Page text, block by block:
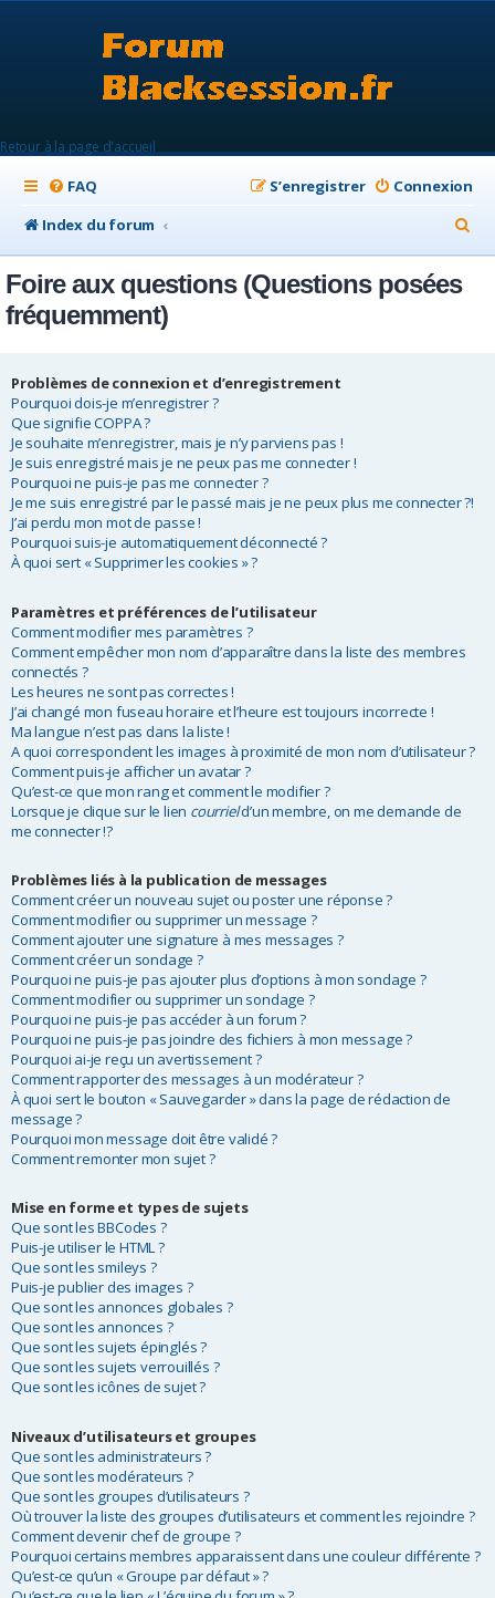
Retour à la page d'accueil
FAQ Connexion
S’enregistrer
Index du forum
e
r
Foire aux questions (Questions posées
fréquemment)
Problèmes de connexion et d’enregistrement
Pourquoi dois-je m’enregistrer ?
Que signifie COPPA ?
Je souhaite m’enregistrer, mais je n’y parviens pas !
Je suis enregistré mais je ne peux pas me connecter !
Pourquoi ne puis-je pas me connecter ?
Je me suis enregistré par le passé mais je ne peux plus me connecter ?!
J’ai perdu mon mot de passe !
Pourquoi suis-je automatiquement déconnecté ?
À quoi sert « Supprimer les cookies » ?
Paramètres et préférences de l’utilisateur
Comment modifier mes paramètres ?
Comment empêcher mon nom d’apparaître dans la liste des membres
connectés ?
Les heures ne sont pas correctes !
J’ai changé mon fuseau horaire et l’heure est toujours incorrecte !
Ma langue n’est pas dans la liste !
A quoi correspondent les images à proximité de mon nom d’utilisateur ?
Comment puis-je afficher un avatar ?
Qu’est-ce que mon rang et comment le modifier ?
Lorsque je clique sur le lien courrield’un membre, on me demande de
me connecter !?
Problèmes liés à la publication de messages
Comment créer un nouveau sujet ou poster une réponse ?
Comment modifier ou supprimer un message ?
Comment ajouter une signature à mes messages ?
Comment créer un sondage ?
Pourquoi ne puis-je pas ajouter plus d’options à mon sondage ?
Comment modifier ou supprimer un sondage ?
Pourquoi ne puis-je pas accéder à un forum ?
Pourquoi ne puis-je pas joindre des fichiers à mon message ?
Pourquoi ai-je reçu un avertissement ?
Comment rapporter des messages à un modérateur ?
À quoi sert le bouton « Sauvegarder » dans la page de rédaction de
message ?
Pourquoi mon message doit être validé ?
Comment remonter mon sujet ?
Mise en forme et types de sujets
Que sont les BBCodes ?
Puis-je utiliser le HTML ?
Que sont les smileys ?
Puis-je publier des images ?
Que sont les annonces globales ?
Que sont les annonces ?
Que sont les sujets épinglés ?
Que sont les sujets verrouillés ?
Que sont les icônes de sujet ?
Niveaux d’utilisateurs et groupes
Que sont les administrateurs ?
Que sont les modérateurs ?
Que sont les groupes d’utilisateurs ?
Où trouver la liste des groupes d’utilisateurs et comment les rejoindre ?
Comment devenir chef de groupe ?
Pourquoi certains membres apparaissent dans une couleur différente ?
Qu’est-ce qu’un « Groupe par défaut » ?